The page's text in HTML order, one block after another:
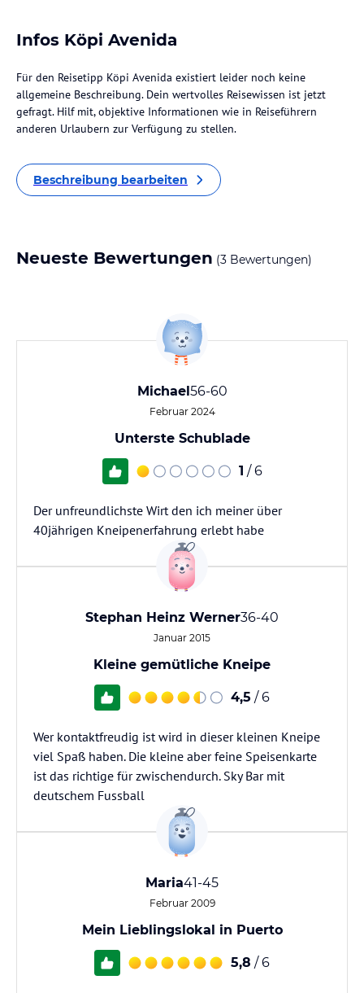
Infos Köpi Avenida
Für den Reisetipp Köpi Avenida existiert leider noch keine
allgemeine Beschreibung. Dein wertvolles Reisewissen ist jetzt
gefragt. Hilf mit, objektive Informationen wie in Reiseführern
anderen Urlaubern zur Verfügung zu stellen.
Beschreibung bearbeiten
Neueste Bewertungen (3 Bewertungen)
Michael56-60
Februar 2024
Unterste Schublade
1 / 6
Der unfreundlichste Wirt den ich meiner über
40jährigen Kneipenerfahrung erlebt habe
Stephan Heinz Werner36-40
Januar 2015
Kleine gemütliche Kneipe
4,5 / 6
Wer kontaktfreudig ist wird in dieser kleinen Kneipe
viel Spaß haben. Die kleine aber feine Speisenkarte
ist das richtige für zwischendurch. Sky Bar mit
deutschem Fussball
Maria41-45
Februar 2009
Mein Lieblingslokal in Puerto
5,8 / 6